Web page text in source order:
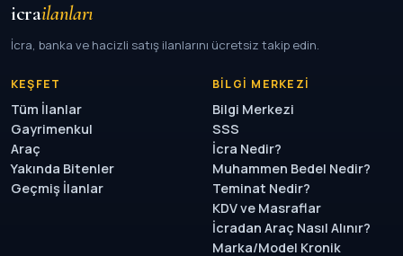
icrailanları
İcra, banka ve hacizli satış ilanlarını ücretsiz takip edin.
KEŞFET
Tüm İlanlar
Gayrimenkul
Araç
Yakında Bitenler
Geçmiş İlanlar
BILGI MERKEZI
Bilgi Merkezi
SSS
İcra Nedir?
Muhammen Bedel Nedir?
Teminat Nedir?
KDV ve Masraflar
İcradan Araç Nasıl Alınır?
Marka/Model Kronik